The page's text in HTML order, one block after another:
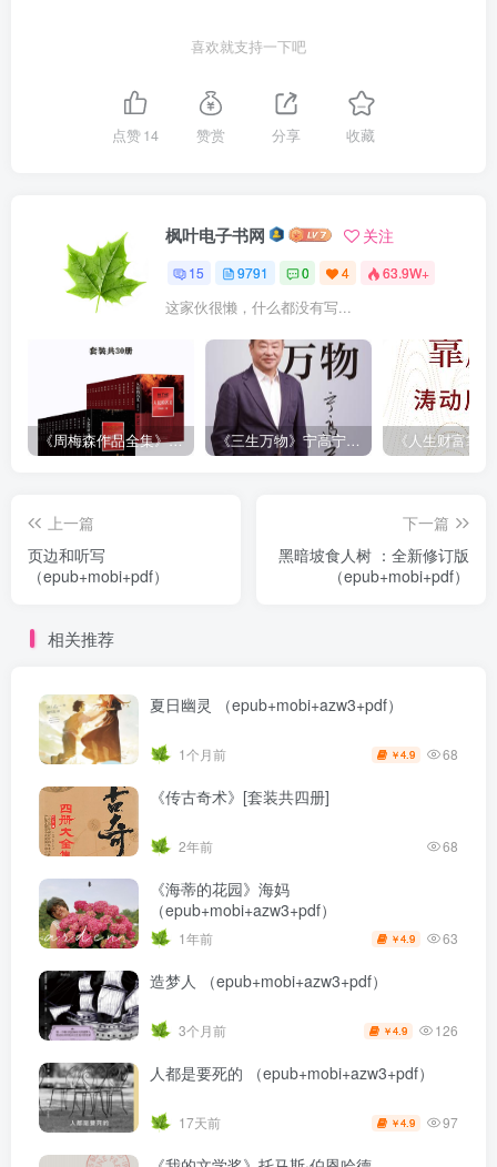
喜欢就支持一下吧
点赞14 赞赏 分享 收藏
枫叶电子书网 关注
15 9791 0 4 63.9W+
这家伙很懒，什么都没有写...
《周梅森作品全集》[共30册] 《三生万物》宁高宁（epub+mobi+azw3+pdf）
上一篇
页边和听写
（epub+mobi+pdf）
下一篇
黑暗坡食人树 ：全新修订版
（epub+mobi+pdf）
相关推荐
夏日幽灵 （epub+mobi+azw3+pdf）
1个月前 ￥4.9 68
《传古奇术》[套装共四册]
2年前 68
《海蒂的花园》海妈
（epub+mobi+azw3+pdf）
1年前 ￥4.9 63
造梦人 （epub+mobi+azw3+pdf）
3个月前 ￥4.9 126
人都是要死的 （epub+mobi+azw3+pdf）
17天前 ￥4.9 97